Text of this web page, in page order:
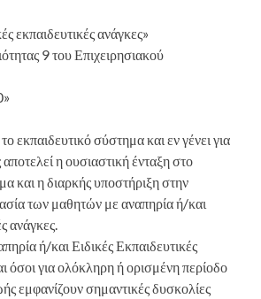
εκπαιδευτικές ανάγκες»
9 του Επιχειρησιακού
εκπαιδευτικό σύστημα και εν γένει για
η ουσιαστική ένταξη στο
και η διαρκής υποστήριξη στην
των μαθητών με αναπηρία ή/και
ανάγκες.
ή/και Ειδικές Εκπαιδευτικές
όσοι για ολόκληρη ή ορισμένη περίοδο
εμφανίζουν σημαντικές δυσκολίες